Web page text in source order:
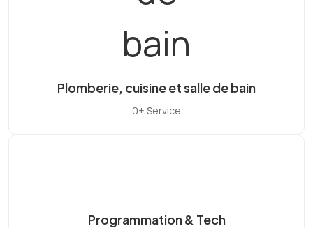
Plomberie, cuisine et salle de bain
0+ Service
Programmation & Tech